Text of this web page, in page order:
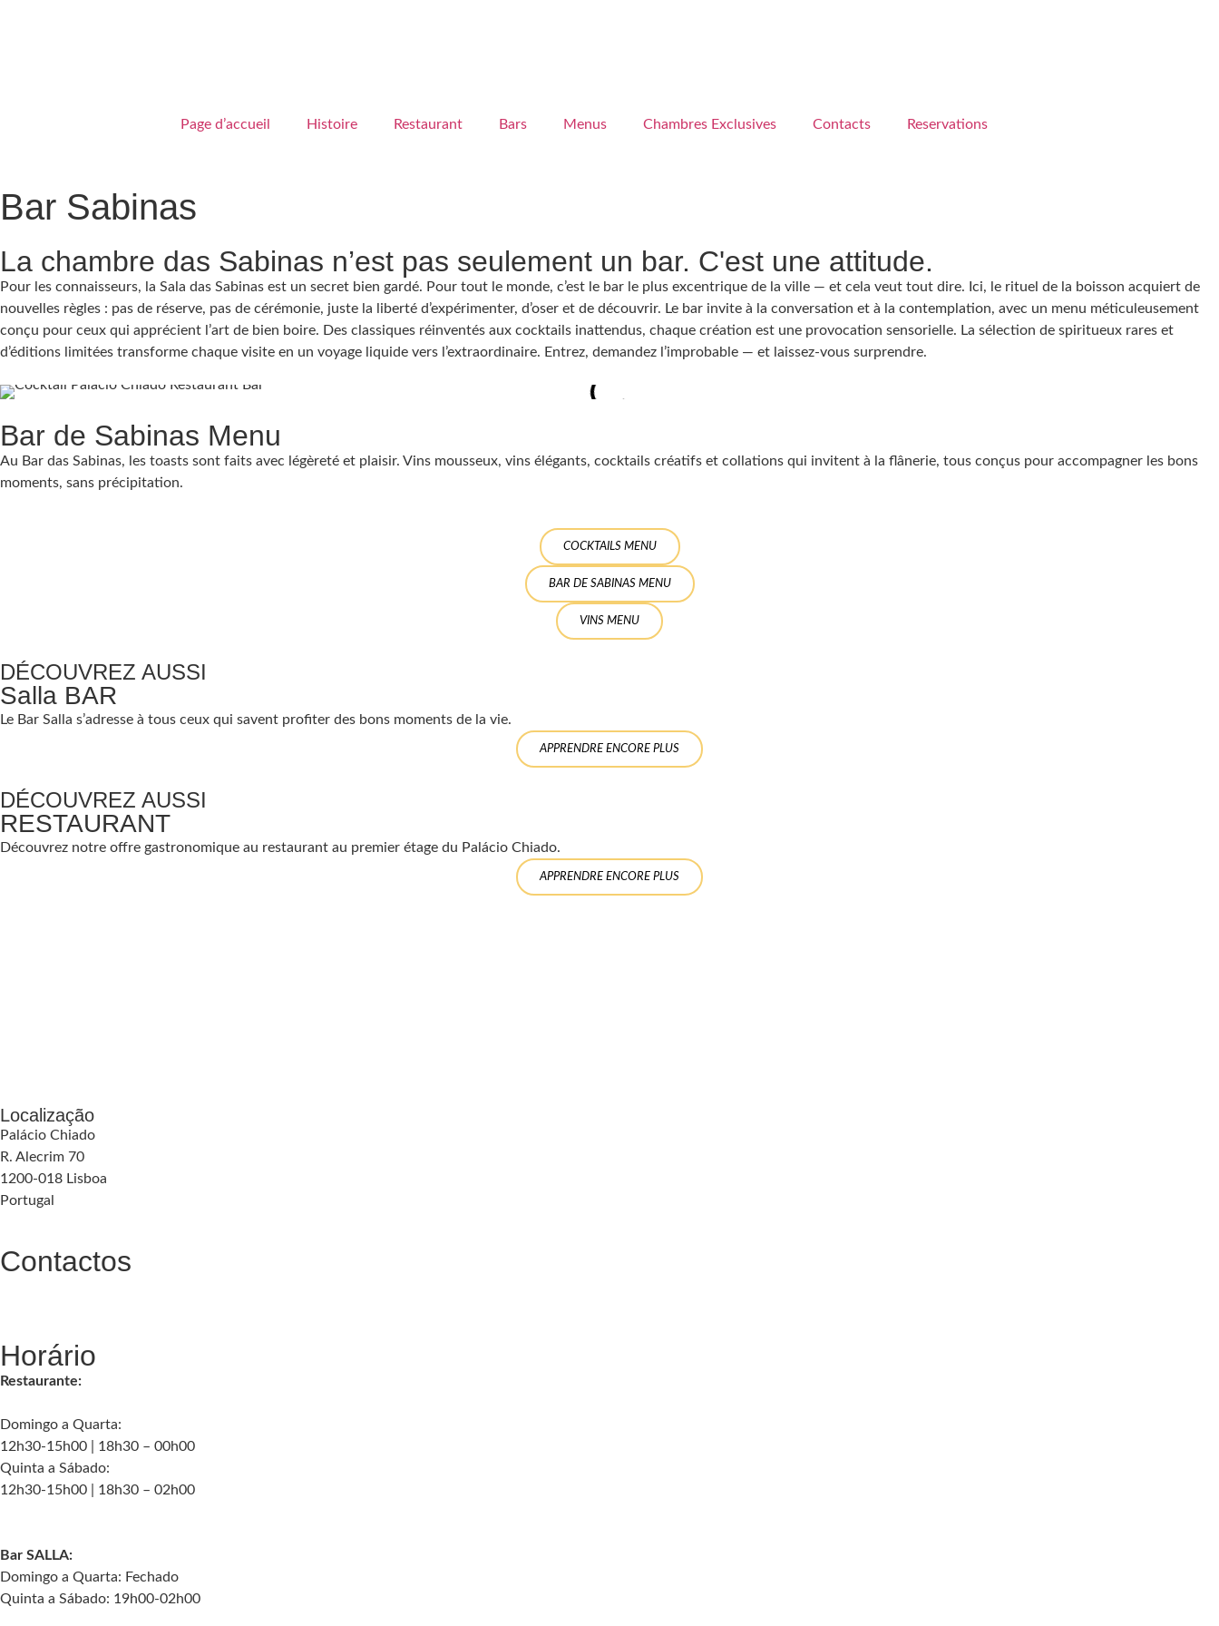
Page d’accueil Histoire Restaurant Bars Menus Chambres Exclusives Contacts Reservations
Bar Sabinas
La chambre das Sabinas n’est pas seulement un bar. C'est une attitude.
Pour les connaisseurs, la Sala das Sabinas est un secret bien gardé. Pour tout le monde, c’est le bar le plus excentrique de la ville — et cela veut tout dire. Ici, le rituel de la boisson acquiert de
nouvelles règles : pas de réserve, pas de cérémonie, juste la liberté d’expérimenter, d’oser et de découvrir. Le bar invite à la conversation et à la contemplation, avec un menu méticuleusement
conçu pour ceux qui apprécient l’art de bien boire. Des classiques réinventés aux cocktails inattendus, chaque création est une provocation sensorielle. La sélection de spiritueux rares et
d’éditions limitées transforme chaque visite en un voyage liquide vers l’extraordinaire. Entrez, demandez l’improbable — et laissez-vous surprendre.
Bar de Sabinas Menu
Au Bar das Sabinas, les toasts sont faits avec légèreté et plaisir. Vins mousseux, vins élégants, cocktails créatifs et collations qui invitent à la flânerie, tous conçus pour accompagner les bons
moments, sans précipitation.
COCKTAILS MENU
BAR DE SABINAS MENU
VINS MENU
DÉCOUVREZ AUSSI
Salla BAR
Le Bar Salla s’adresse à tous ceux qui savent profiter des bons moments de la vie.
APPRENDRE ENCORE PLUS
DÉCOUVREZ AUSSI
RESTAURANT
Découvrez notre offre gastronomique au restaurant au premier étage du Palácio Chiado.
APPRENDRE ENCORE PLUS
Localização
Palácio Chiado
R. Alecrim 70
1200-018 Lisboa
Portugal
Contactos
Horário
Restaurante:
Domingo a Quarta:
12h30-15h00 | 18h30 – 00h00
Quinta a Sábado:
12h30-15h00 | 18h30 – 02h00
Bar SALLA:
Domingo a Quarta: Fechado
Quinta a Sábado: 19h00-02h00